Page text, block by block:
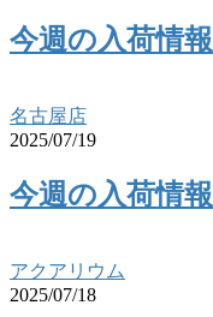
今週の入荷情報
名古屋店
2025/07/19
今週の入荷情報
アクアリウム
2025/07/18